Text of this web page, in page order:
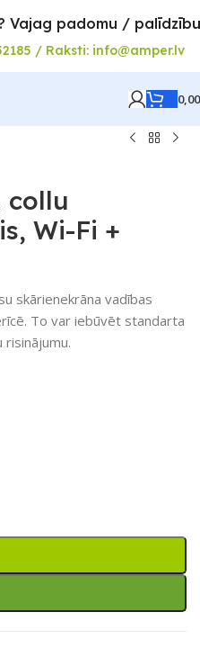
Vajag padomu /
/ Raksti: info@amper.lv
collu
Wi-Fi +
skārienekrāna vadības
To var iebūvēt standarta